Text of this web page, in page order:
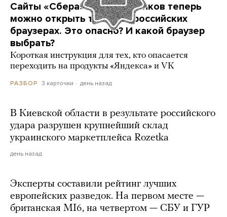
Сайты «Сбера» и других банков теперь
можно открыть только в российских
браузерах. Это опасно? И какой браузер
выбрать?
Короткая инструкция для тех, кто опасается
переходить на продукты «Яндекса» и VK
РАЗБОР 3 карточки день назад
В Киевской области в результате российского
удара разрушен крупнейший склад
украинского маркетплейса Rozetka
день назад
Эксперты составили рейтинг лучших
европейских разведок. На первом месте —
британская MI6, на четвертом — СБУ и ГУР